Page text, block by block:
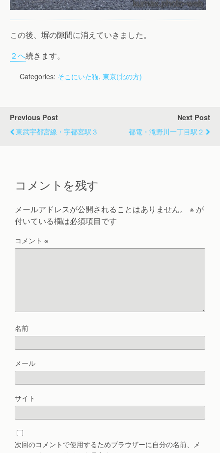
この後、塀の隙間に消えていきました。
２へ続きます。
Categories: そこにいた猫, 東京(北の方)
Previous Post
東武宇都宮線・宇都宮駅３
Next Post
都電・滝野川一丁目駅２
コメントを残す
メールアドレスが公開されることはありません。 ※ が
付いている欄は必須項目です
コメント ※
名前
メール
サイト
次回のコメントで使用するためブラウザーに自分の名前、メ